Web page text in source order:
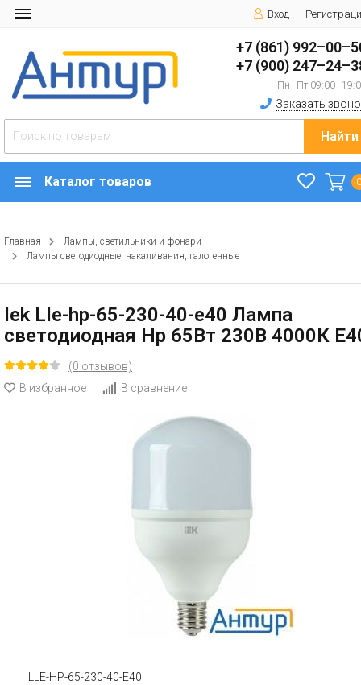
Вход
+7 (861)
+7 (900)
Пн–Пт
Заказать
Найти
Каталог товаров
Главная
Лампы, светильники и фонари
Лампы светодиодные, накаливания, галогенные
Iek Lle-hp-65-230-40-e40 Лампа
светодиодная Hp 65Вт 230В 4000К
(0 отзывов)
В избранное
В сравнение
LLE-HP-65-230-40-E40